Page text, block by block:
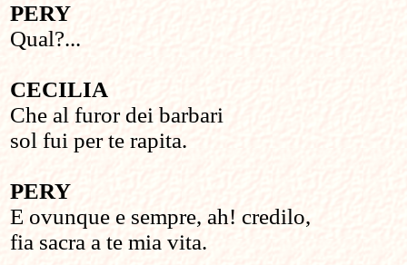
PERY
Qual?...
CECILIA
Che al furor dei barbari
sol fui per te rapita.
PERY
E ovunque e sempre, ah! credilo,
fia sacra a te mia vita.